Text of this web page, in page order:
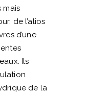
mais
de l’alios
d’une
Ils
de la